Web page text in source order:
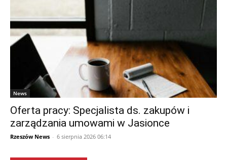
News
Oferta pracy: Specjalista ds. zakupów i
zarządzania umowami w Jasionce
Rzeszów News - 6 sierpnia 2026 06:14